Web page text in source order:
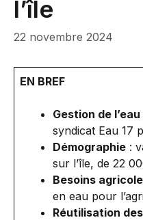
l’île
22 novembre 2024
EN BREF
Gestion de l’eau
syndicat Eau 17
Démographie :
sur l’île, de 22
Besoins
en eau pour
Réutilisation